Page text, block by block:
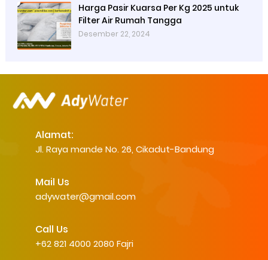
Harga Pasir Kuarsa Per Kg 2025 untuk
Filter Air Rumah Tangga
Desember 22, 2024
Alamat:
Jl. Raya mande No. 26, Cikadut-Bandung
Mail Us
adywater@gmail.com
Call Us
+62 821 4000 2080 Fajri